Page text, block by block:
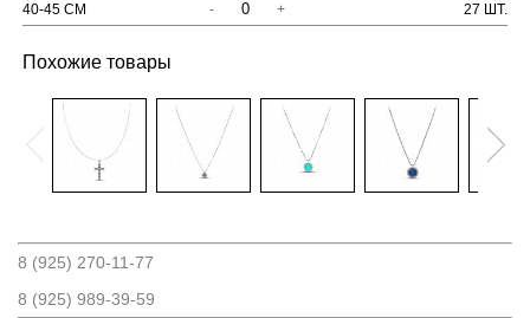
40-45 СМ
- + 27 ШТ.
Похожие товары
8 (925) 270-11-77
8 (925) 989-39-59